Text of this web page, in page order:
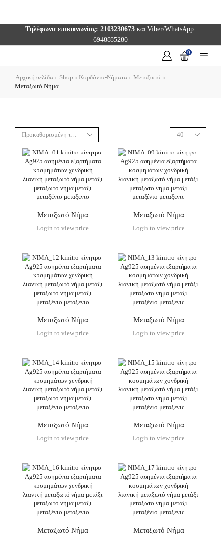
Τηλέφωνα επικοινωνίας: 2103230673 και Viber/WhatsApp:
6948885280
0
Αρχική σελίδα Shop Κορδόνια-Νήματα
Μεταξωτά
Μεταξωτό Νήμα
Μεταξωτό Νήμα
Login to view price
Μεταξωτό Νήμα
Login to view price
Μεταξωτό Νήμα
Login to view price
Μεταξωτό Νήμα
Login to view price
Μεταξωτό Νήμα
Login to view price
Μεταξωτό Νήμα
Login to view price
Μεταξωτό Νήμα Μεταξωτό Νήμα